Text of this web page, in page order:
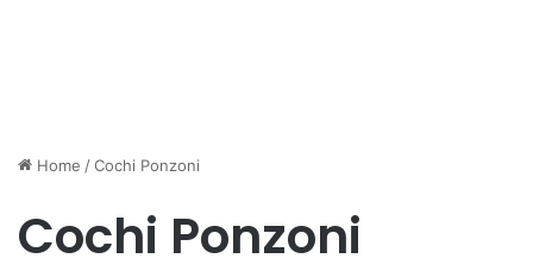
Home /Cochi Ponzoni
Cochi Ponzoni